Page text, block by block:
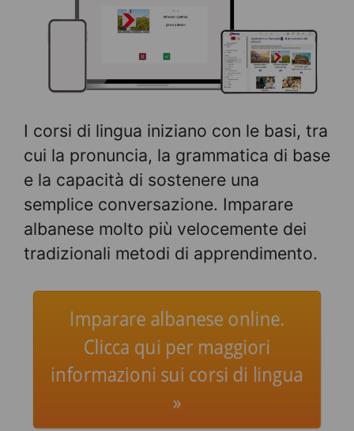
I corsi di lingua iniziano con le basi, tra
cui la pronuncia, la grammatica di base
e la capacità di sostenere una
semplice conversazione. Imparare
albanese molto più velocemente dei
tradizionali metodi di apprendimento.
Imparare albanese online.
Clicca qui per maggiori
informazioni sui corsi di lingua
»